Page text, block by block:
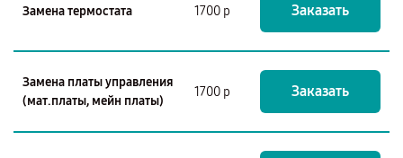
Замена термостата 1700 р Заказать
Замена платы управления
(мат.платы, мейн платы)
1700 р Заказать